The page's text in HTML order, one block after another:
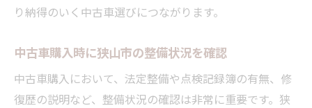
り納得のいく中古車選びにつながります。
中古車購入時に狭山市の整備状況を確認
中古車購入において、法定整備や点検記録簿の有無、修
復歴の説明など、整備状況の確認は非常に重要です。狭